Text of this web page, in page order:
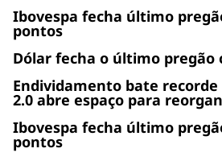
Ibovespa fecha último
pontos
Dólar fecha o último pregão
Endividamento bate recorde
2.0 abre espaço para
Ibovespa fecha último
pontos